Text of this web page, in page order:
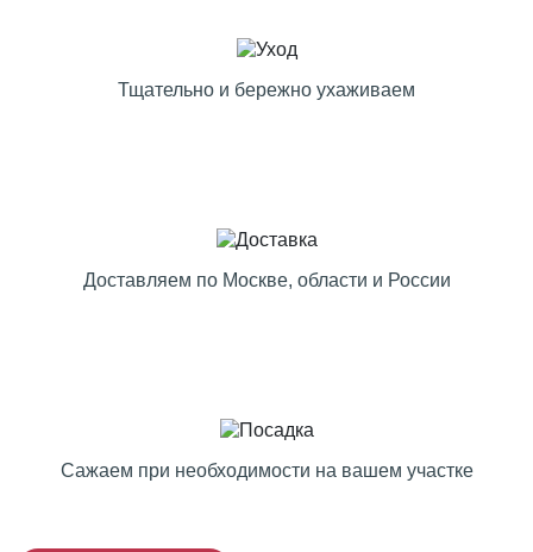
Тщательно и бережно ухаживаем
Доставляем по Москве, области и России
Сажаем при необходимости на вашем участке